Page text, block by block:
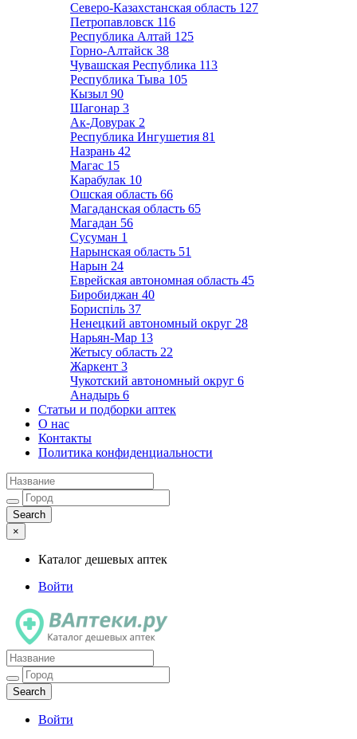
Северо-Казахстанская область 127
Петропавловск 116
Республика Алтай 125
Горно-Алтайск 38
Чувашская Республика 113
Республика Тыва 105
Кызыл 90
Шагонар 3
Ак-Довурак 2
Республика Ингушетия 81
Назрань 42
Магас 15
Карабулак 10
Ошская область 66
Магаданская область 65
Магадан 56
Сусуман 1
Нарынская область 51
Нарын 24
Еврейская автономная область 45
Биробиджан 40
Бориспіль 37
Ненецкий автономный округ 28
Нарьян-Мар 13
Жетысу область 22
Жаркент 3
Чукотский автономный округ 6
Анадырь 6
Статьи и подборки аптек
О нас
Контакты
Политика конфиденциальности
×
Каталог дешевых аптек
Войти
Каталог дешевых аптек
Войти